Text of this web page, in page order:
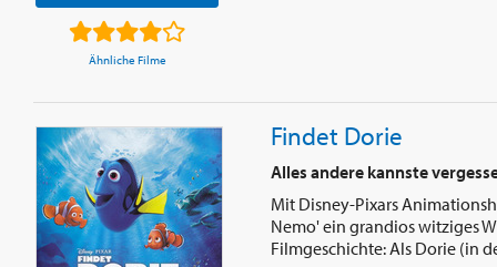
Ähnliche Filme
Findet Dorie
Alles andere kannste
Mit Disney-Pixars
Nemo' ein grandios witziges
Filmgeschichte: Als Dorie (in